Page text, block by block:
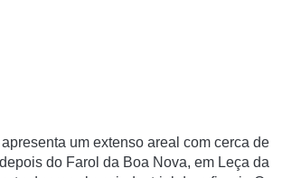
um extenso areal com cerca de
do Farol da Boa Nova, em Leça da